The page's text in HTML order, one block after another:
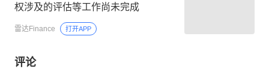
权涉及的评估等工作尚未完成
雷达Finance 打开APP
评论